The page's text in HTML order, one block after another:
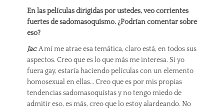
En las películas dirigidas por ustedes, veo corrientes
fuertes de sadomasoquísmo. ¿Podrían comentar sobre
eso?
Jac: A mí me atrae esa temática, claro está, en todos sus
aspectos. Creo que es lo que más me interesa. Si yo
fuera gay, estaría haciendo películas con un elemento
homosexual en ellas… Creo que es por mis propias
tendencias sadomasoquístas y no tengo miedo de
admitir eso, es más, creo que lo estoy alardeando. No